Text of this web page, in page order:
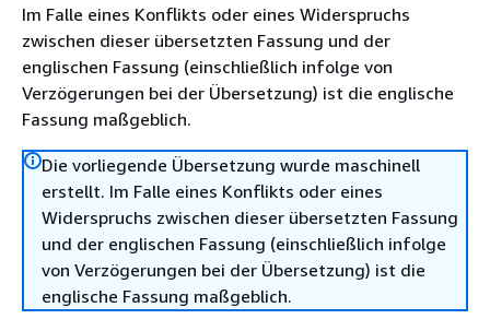
Im Falle eines Konflikts oder eines Widerspruchs
zwischen dieser übersetzten Fassung und der
englischen Fassung (einschließlich infolge von
Verzögerungen bei der Übersetzung) ist die englische
Fassung maßgeblich.
Die vorliegende Übersetzung wurde maschinell
erstellt. Im Falle eines Konflikts oder eines
Widerspruchs zwischen dieser übersetzten Fassung
und der englischen Fassung (einschließlich infolge
von Verzögerungen bei der Übersetzung) ist die
englische Fassung maßgeblich.